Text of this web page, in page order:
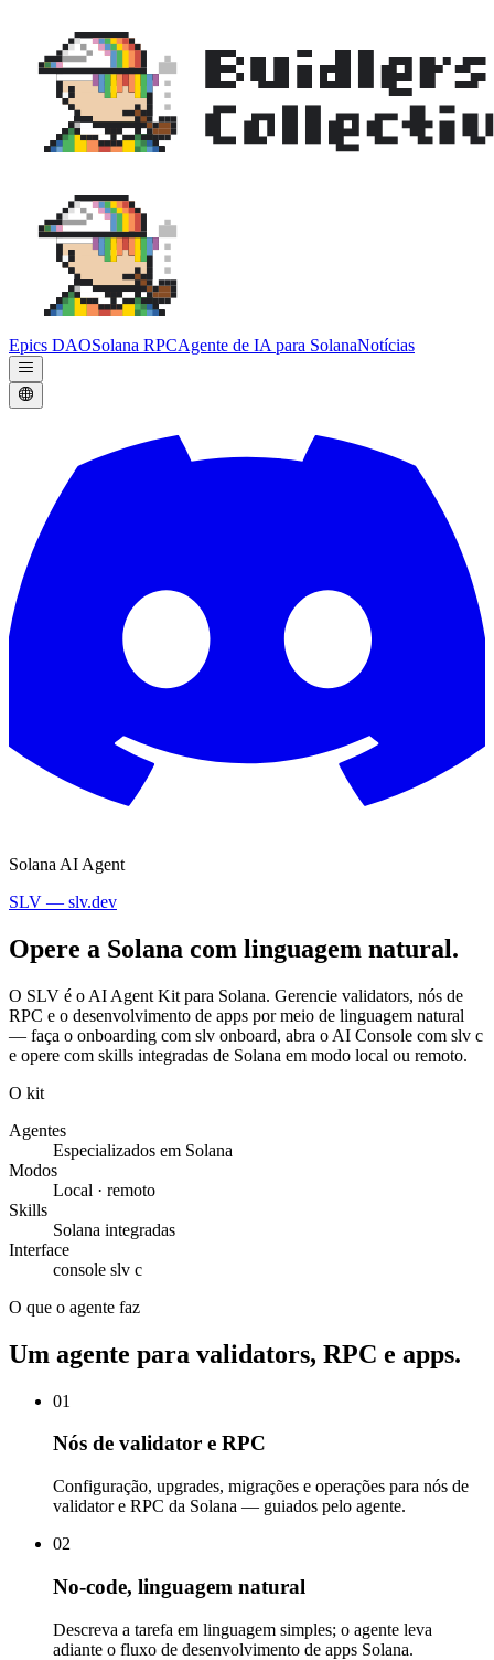
Epics DAOSolana RPCAgente de IA para SolanaNotícias
Solana AI Agent
SLV — slv.dev
Opere a Solana com linguagem natural.
O SLV é o AI Agent Kit para Solana. Gerencie validators, nós de
RPC e o desenvolvimento de apps por meio de linguagem natural
— faça o onboarding com slv onboard, abra o AI Console com slv c
e opere com skills integradas de Solana em modo local ou remoto.
O kit
Agentes
Especializados em Solana
Modos
Local · remoto
Skills
Solana integradas
Interface
console slv c
O que o agente faz
Um agente para validators, RPC e apps.
01
Nós de validator e RPC
Configuração, upgrades, migrações e operações para nós de
validator e RPC da Solana — guiados pelo agente.
02
No-code, linguagem natural
Descreva a tarefa em linguagem simples; o agente leva
adiante o fluxo de desenvolvimento de apps Solana.